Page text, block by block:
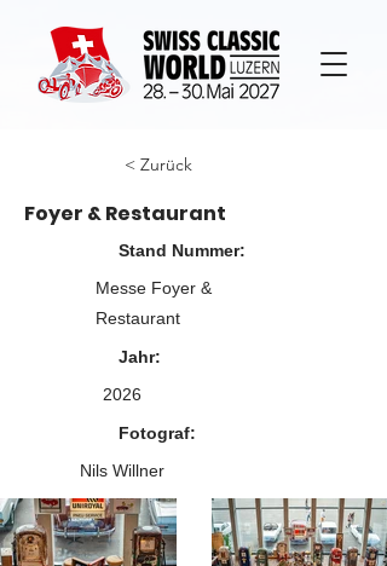
< Zurück
Foyer & Restaurant
Stand Nummer:
Messe Foyer &
Restaurant
Jahr:
2026
Fotograf:
Nils Willner